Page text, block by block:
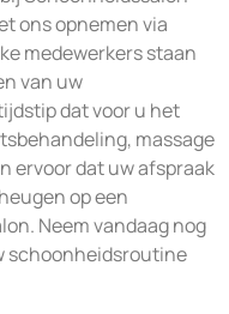
ons opnemen via
medewerkers staan
van uw
dat voor u het
massage
ervoor dat uw afspraak
op een
Neem vandaag nog
schoonheidsroutine